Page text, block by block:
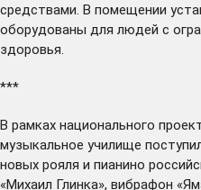
средствами. В помещении
оборудованы для людей с
здоровья.
***
В рамках национального
музыкальное училище
новых рояля и пианино
«Михаил Глинка», вибрафон